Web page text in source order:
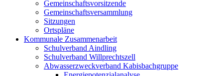
Gemeinschaftsvorsitzende
Gemeinschaftsversammlung
Sitzungen
Ortspläne
Kommunale Zusammenarbeit
Schulverband Aindling
Schulverband Willprechtszell
Abwasserzweckverband Kabisbachgruppe